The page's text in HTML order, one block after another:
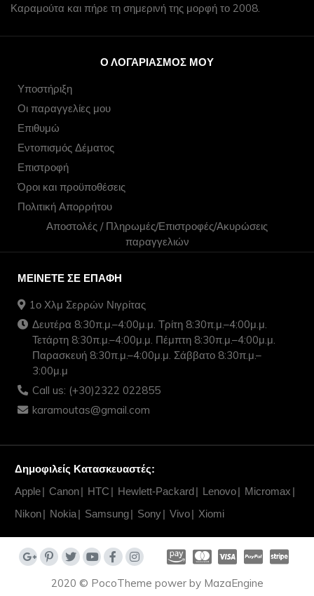
Καραμούτα και πήρε τη σημερινή της μορφή το 2008.
Ο ΛΟΓΑΡΙΑΣΜΌΣ ΜΟΥ
Υποστήριξη
Οι παραγγελίες μου
Επιθυμώ
Εντοπισμός Δέματος
Επιστροφή
Όροι και προϋποθέσεις
Πολιτική Απορρήτου
Αποστολές / Πληρωμές/Επιστροφές/Ακυρώσεις
παραγγελιών
ΜΕΊΝΕΤΕ ΣΕ ΕΠΑΦΉ
1ο Χλμ Σερρών Νιγρίτας
Δευτέρα 8:30π.μ.–4:00μ.μ. Τρίτη 8:30π.μ.–4:00μ.μ.
Τετάρτη 8:30π.μ.–4:00μ.μ. Πέμπτη 8:30π.μ.–4:00μ.μ.
Παρασκευή 8:30π.μ.–4:00μ.μ. Σάββατο 8:30π.μ.–
3:00μ.μ
Call us: (+30)2322 022855
karamoutas@gmail.com
Δημοφιλείς Κατασκευαστές:
Apple
Canon HTC Hewlett-Packard Lenovo
Micromax
Nikon
Nokia Samsung Sony Vivo Xiomi
2020 © PocoTheme power by MazaEngine